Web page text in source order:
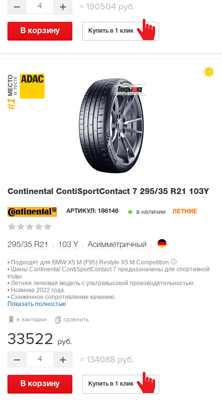
4 =190504 руб.
В корзину Купить в 1 клик
#1
МЕСТОв тесте
Continental ContiSportContact 7 295/35 R21 103Y
АРТИКУЛ: 186146 в наличии ЛЕТНИЕ
295/35 R21 103 Y Асимметричный
• Подходят для BMW X5 M (F95) Restyle X5 M Competition
• Шины Continental ContiSportContact 7 предназначены для спортивной
езды.
• Летняя легковая модель с ультравысокой производительностью.
• Новинка 2022 года.
• Сниженное сопротивление качению.
Показать полностью
в закладки сравнить
33522 руб.
4 = 134088 руб.
В корзину Купить в 1 клик